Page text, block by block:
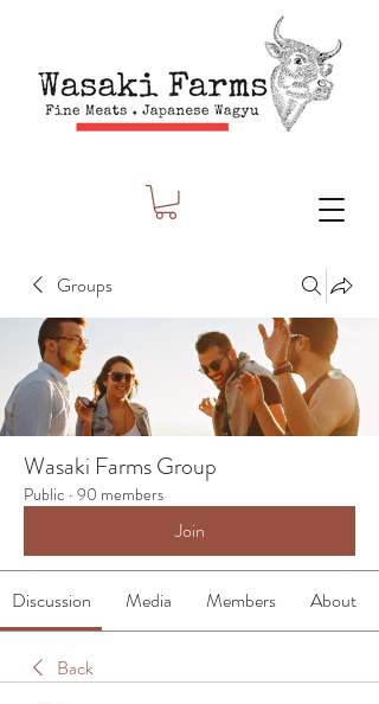
Groups
Wasaki Farms Group
Public · 90 members
Join
Discussion Media Members About
Back